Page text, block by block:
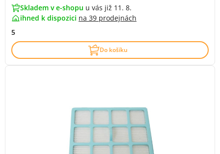
Skladem v e-shopu u vás již 11. 8.
ihned k dispozici na 39 prodejnách
5
Do košíku